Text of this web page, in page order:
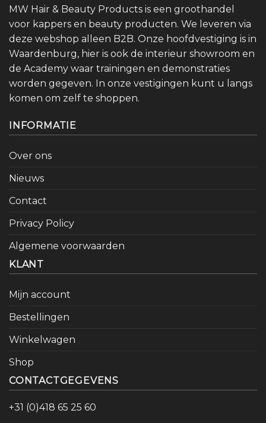
MW Hair & Beauty Products is een groothandel
voor kappers en beauty producten. We leveren via
deze webshop alleen B2B. Onze hoofdvestiging is in
Waardenburg, hier is ook de interieur showroom en
de Academy waar trainingen en demonstraties
worden gegeven. In onze vestigingen kunt u langs
komen om zelf te shoppen.
INFORMATIE
Over ons
Nieuws
Contact
Privacy Policy
Algemene voorwaarden
KLANT
Mijn account
Bestellingen
Winkelwagen
Shop
CONTACTGEGEVENS
+31 (0)418 65 25 60